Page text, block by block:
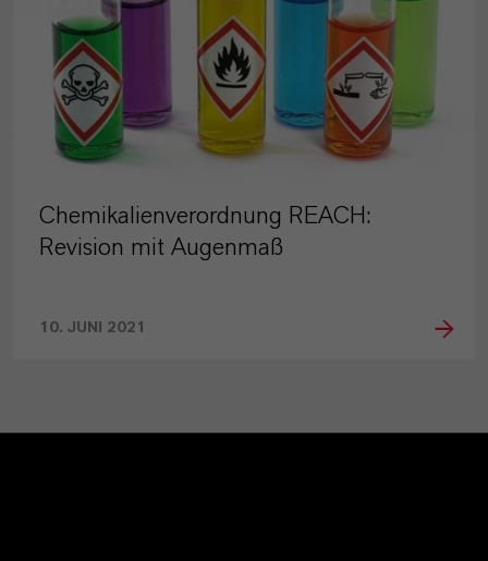
Chemikalienverordnung REACH:
Revision mit Augenmaß
10. JUNI 2021